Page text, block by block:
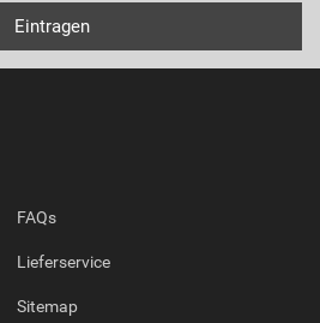
FAQs
Lieferservice
Sitemap